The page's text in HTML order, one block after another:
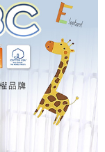
，需透過AFTEE先享
顯示為準，若有關於
繫「AFTEE先享後付
support/home
後付」服務完成之交
相關給付款項請求債